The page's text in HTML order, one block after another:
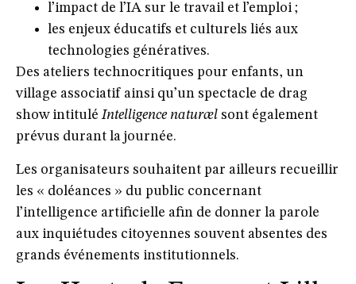
l’impact de l’IA sur le travail et l’emploi ;
les enjeux éducatifs et culturels liés aux
technologies génératives.
Des ateliers technocritiques pour enfants, un
village associatif ainsi qu’un spectacle de drag
show intituléIntelligence naturæl sont également
prévus durant la journée.
Les organisateurs souhaitent par ailleurs recueillir
les « doléances » du public concernant
l’intelligence artificielle afin de donner la parole
aux inquiétudes citoyennes souvent absentes des
grands événements institutionnels.